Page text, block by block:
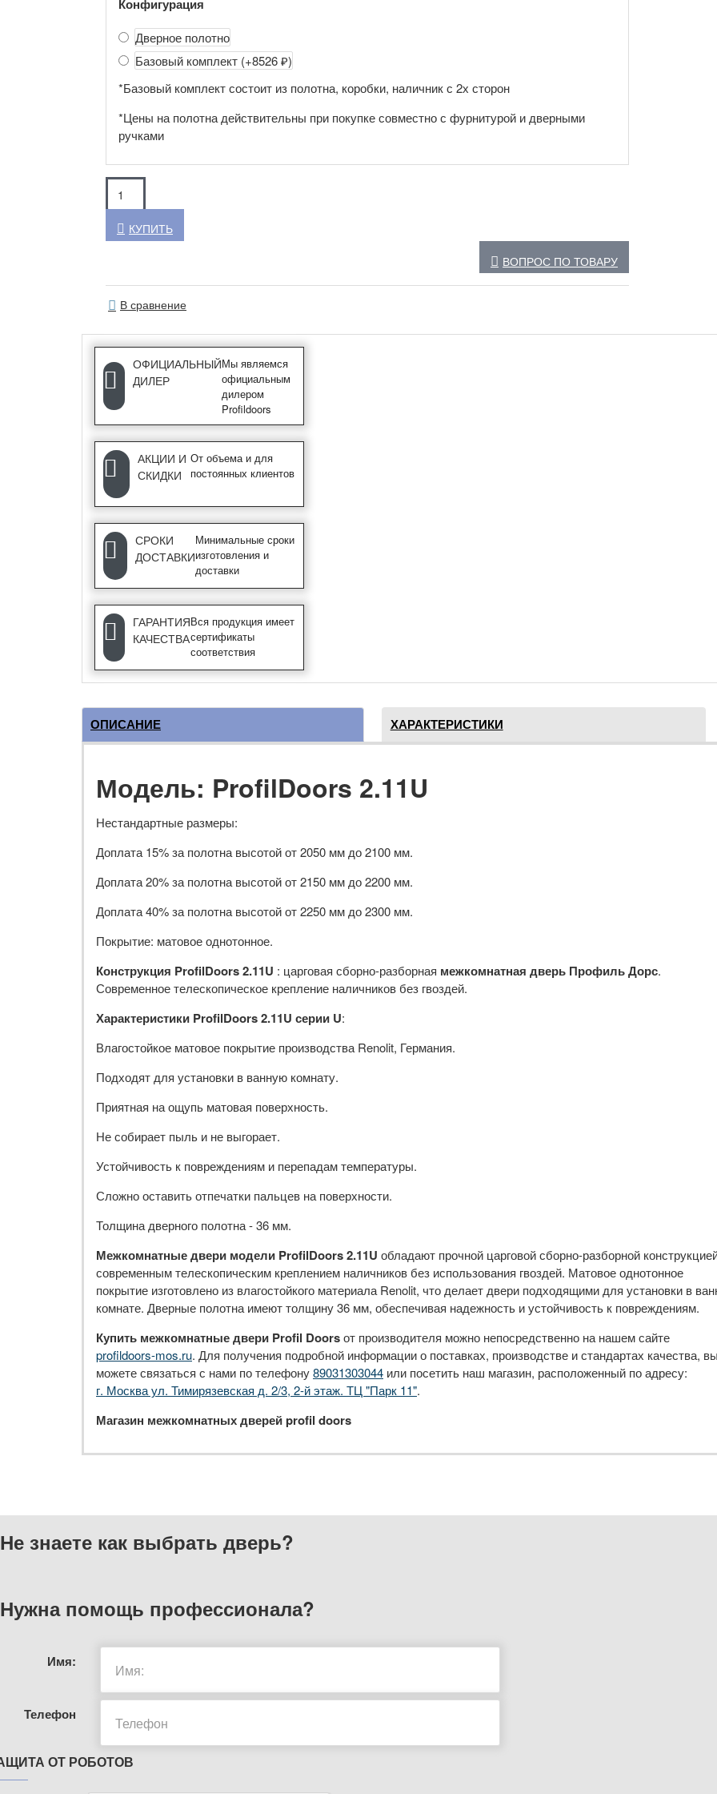
Конфигурация
Дверное полотно
Базовый комплект (+8526 ₽)
*Базовый комплект состоит из полотна, коробки, наличник с 2х сторон
*Цены на полотна действительны при покупке совместно с фурнитурой и дверными
ручками
КУПИТЬ
ВОПРОС ПО ТОВАРУ
В сравнение
ОФИЦИАЛЬНЫЙ
ДИЛЕР
Мы являемся
официальным
дилером
Profildoors
АКЦИИ И
СКИДКИ
От объема и для
постоянных клиентов
СРОКИ
ДОСТАВКИ
Минимальные сроки
изготовления и
доставки
ГАРАНТИЯ
КАЧЕСТВА
Вся продукция имеет
сертификаты
соответствия
ОПИСАНИЕ ХАРАКТЕРИСТИКИ
Модель: ProfilDoors 2.11U
Нестандартные размеры:
Доплата 15% за полотна высотой от 2050 мм до 2100 мм.
Доплата 20% за полотна высотой от 2150 мм до 2200 мм.
Доплата 40% за полотна высотой от 2250 мм до 2300 мм.
Покрытие: матовое однотонное.
Конструкция ProfilDoors 2.11U : царговая сборно-разборная межкомнатная дверь Профиль Дорс.
Современное телескопическое крепление наличников без гвоздей.
Характеристики ProfilDoors 2.11U серии U:
Влагостойкое матовое покрытие производства Renolit, Германия.
Подходят для установки в ванную комнату.
Приятная на ощупь матовая поверхность.
Не собирает пыль и не выгорает.
Устойчивость к повреждениям и перепадам температуры.
Сложно оставить отпечатки пальцев на поверхности.
Толщина дверного полотна - 36 мм.
Межкомнатные двери модели ProfilDoors 2.11U обладают прочной царговой сборно-разборной
современным телескопическим креплением наличников без использования гвоздей. Матовое однотонное
покрытие изготовлено из влагостойкого материала Renolit, что делает двери подходящими для установки в
комнате. Дверные полотна имеют толщину 36 мм, обеспечивая надежность и устойчивость к повреждениям.
Купить межкомнатные двери Profil Doorsот производителя можно непосредственно на нашем сайте
profildoors-mos.ru. Для получения подробной информации о поставках, производстве и стандартах качества, вы
можете связаться с нами по телефону89031303044 или посетить наш магазин, расположенный по адресу:
г. Москва ул. Тимирязевская д. 2/3, 2-й этаж. ТЦ "Парк 11".
Магазин межкомнатных дверей profil doors
Не знаете как выбрать дверь?
Нужна помощь профессионала?
Имя:
Телефон
ОТ РОБОТОВ